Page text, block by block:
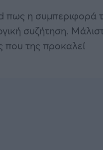
πως η συμπεριφορά
συζήτηση.
που της προκαλεί